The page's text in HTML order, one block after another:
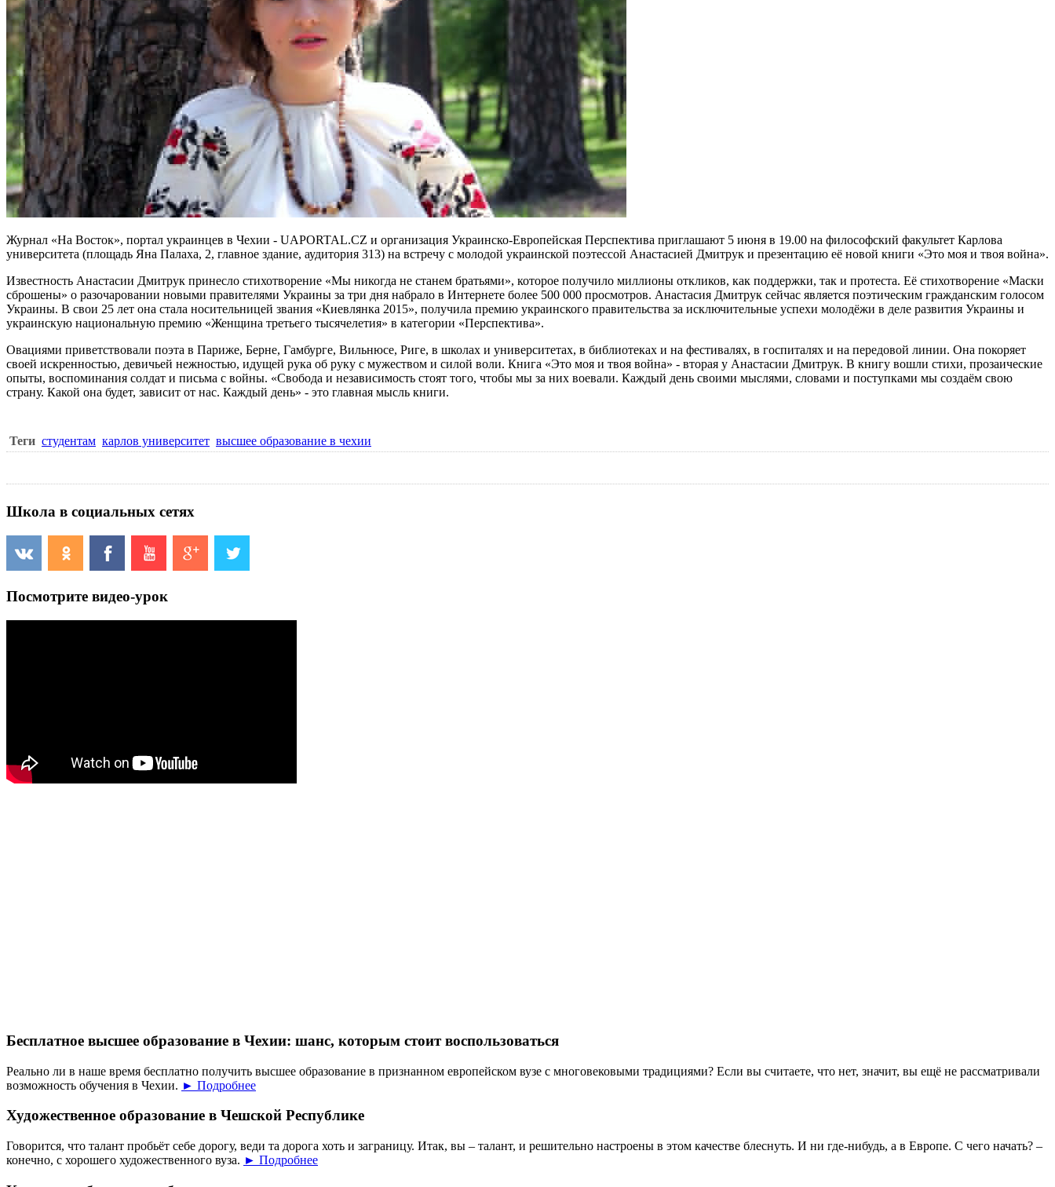
Журнал «На Восток», портал украинцев в Чехии - UAPORTAL.CZ и организация Украинско-Европейская Перспектива приглашают 5 июня в 19.00 на философский факультет Карлова
университета (площадь Яна Палаха, 2, главное здание, аудитория 313) на встречу с молодой украинской поэтессой Анастасией Дмитрук и презентацию её новой книги «Это моя и твоя война».
Известность Анастасии Дмитрук принесло стихотворение «Мы никогда не станем братьями», которое получило миллионы откликов, как поддержки, так и протеста. Её стихотворение «Маски
сброшены» о разочаровании новыми правителями Украины за три дня набрало в Интернете более 500 000 просмотров. Анастасия Дмитрук сейчас является поэтическим гражданским голосом
Украины. В свои 25 лет она стала носительницей звания «Киевлянка 2015», получила премию украинского правительства за исключительные успехи молодёжи в деле развития Украины и
украинскую национальную премию «Женщина третьего тысячелетия» в категории «Перспектива».
Овациями приветствовали поэта в Париже, Берне, Гамбурге, Вильнюсе, Риге, в школах и университетах, в библиотеках и на фестивалях, в госпиталях и на передовой линии. Она покоряет
своей искренностью, девичьей нежностью, идущей рука об руку с мужеством и силой воли. Книга «Это моя и твоя война» - вторая у Анастасии Дмитрук. В книгу вошли стихи, прозаические
опыты, воспоминания солдат и письма с войны. «Свобода и независимость стоят того, чтобы мы за них воевали. Каждый день своими мыслями, словами и поступками мы создаём свою
страну. Какой она будет, зависит от нас. Каждый день» - это главная мысль книги.
Теги студентам карлов университет высшее образование в чехии
Школа в социальных сетях
Посмотрите видео-урок
Бесплатное высшее образование в Чехии: шанс, которым стоит воспользоваться
Реально ли в наше время бесплатно получить высшее образование в признанном европейском вузе с многовековыми традициями? Если вы считаете, что нет, значит, вы ещё не рассматривали
возможность обучения в Чехии. ► Подробнее
Художественное образование в Чешской Республике
Говорится, что талант пробьёт себе дорогу, веди та дорога хоть и заграницу. Итак, вы – талант, и решительно настроены в этом качестве блеснуть. И ни где-нибудь, а в Европе. С чего начать? –
конечно, с хорошего художественного вуза. ► Подробнее